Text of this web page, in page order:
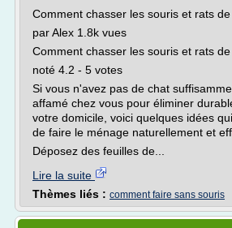
Comment chasser les souris et rats
par Alex 1.8k vues
Comment chasser les souris et rats
noté 4.2 - 5 votes
Si vous n'avez pas de chat
affamé chez vous pour éliminer
votre domicile, voici quelques idées
de faire le ménage naturellement et
Déposez des feuilles de...
Lire la suite
Thèmes liés : comment faire sans souris